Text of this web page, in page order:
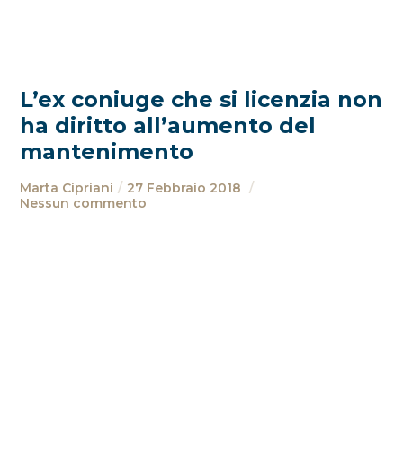
L’ex coniuge che si licenzia non
ha diritto all’aumento del
mantenimento
Marta Cipriani
27 Febbraio 2018
Nessun commento